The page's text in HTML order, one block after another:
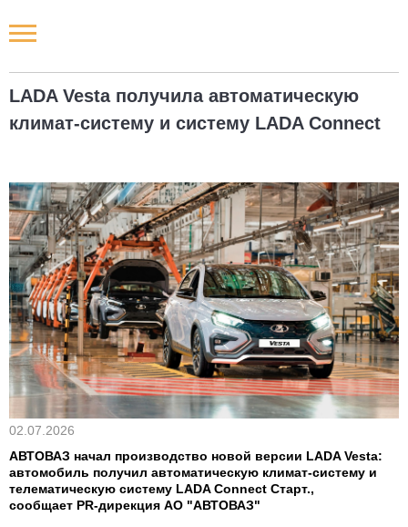
LADA Vesta получила автоматическую
климат-систему и систему LADA Connect
02.07.2026
АВТОВАЗ начал производство новой версии LADA Vesta:
автомобиль получил автоматическую климат-систему и
телематическую систему LADA Connect Старт.,
сообщает PR-дирекция АО "АВТОВАЗ"
Новости РФ
Наши мероприятия
Статьи